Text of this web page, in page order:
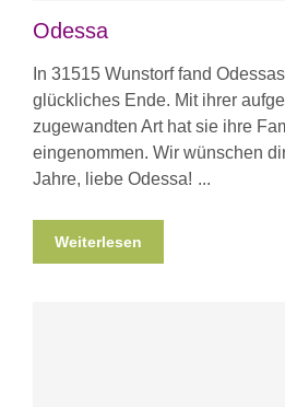
Odessa
In 31515 Wunstorf fand
glückliches Ende. Mit ihrer
zugewandten Art hat sie ihre
eingenommen. Wir wünschen
Jahre, liebe Odessa!
Weiterlesen